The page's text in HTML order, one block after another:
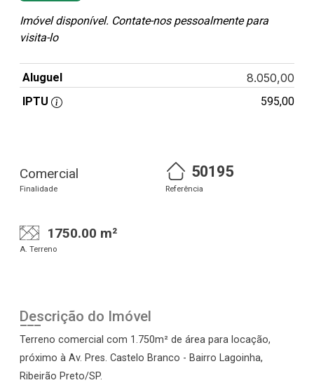
Imóvel disponível. Contate-nos pessoalmente para
visita-lo
Aluguel 8.050,00
IPTU 595,00
Comercial
Finalidade
50195
Referência
1750.00 m²
A. Terreno
Descrição do Imóvel
Terreno comercial com 1.750m² de área para locação,
próximo à Av. Pres. Castelo Branco - Bairro Lagoinha,
Ribeirão Preto/SP.